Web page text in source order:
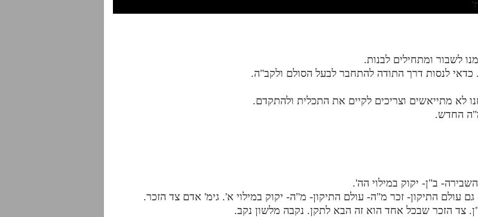
לשבור ומתחילים לבנות.
לנסות דרך התודה להתחבר לבעל הסולם ולקב"ה.
לא מתייאשים וצריכים לקיים את התכלית ולהתקדם.
החדש.
ב"ן- יקוק במילוי הה'.
עולם התיקון- זכר מ"ה- עולם התיקון- מ"ה- יקוק במילוי א'. גימ' אדם צד הזכר.
הזכר שבכל אחד הוא זה הבא לתקן. נקבה מלשון נקב.